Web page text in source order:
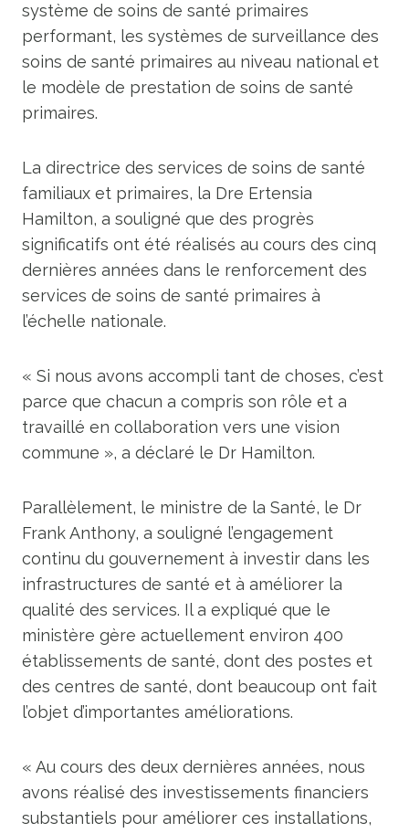
système de soins de santé primaires
performant, les systèmes de surveillance des
soins de santé primaires au niveau national et
le modèle de prestation de soins de santé
primaires.
La directrice des services de soins de santé
familiaux et primaires, la Dre Ertensia
Hamilton, a souligné que des progrès
significatifs ont été réalisés au cours des cinq
dernières années dans le renforcement des
services de soins de santé primaires à
l’échelle nationale.
« Si nous avons accompli tant de choses, c’est
parce que chacun a compris son rôle et a
travaillé en collaboration vers une vision
commune », a déclaré le Dr Hamilton.
Parallèlement, le ministre de la Santé, le Dr
Frank Anthony, a souligné l’engagement
continu du gouvernement à investir dans les
infrastructures de santé et à améliorer la
qualité des services. Il a expliqué que le
ministère gère actuellement environ 400
établissements de santé, dont des postes et
des centres de santé, dont beaucoup ont fait
l’objet d’importantes améliorations.
« Au cours des deux dernières années, nous
avons réalisé des investissements financiers
substantiels pour améliorer ces installations,